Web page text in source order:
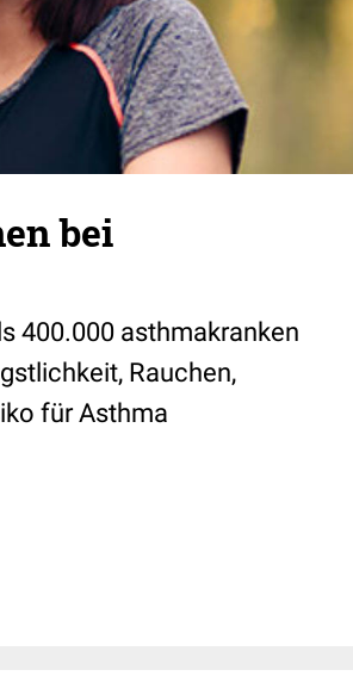
bei
400.000 asthmakranken
Rauchen,
für Asthma